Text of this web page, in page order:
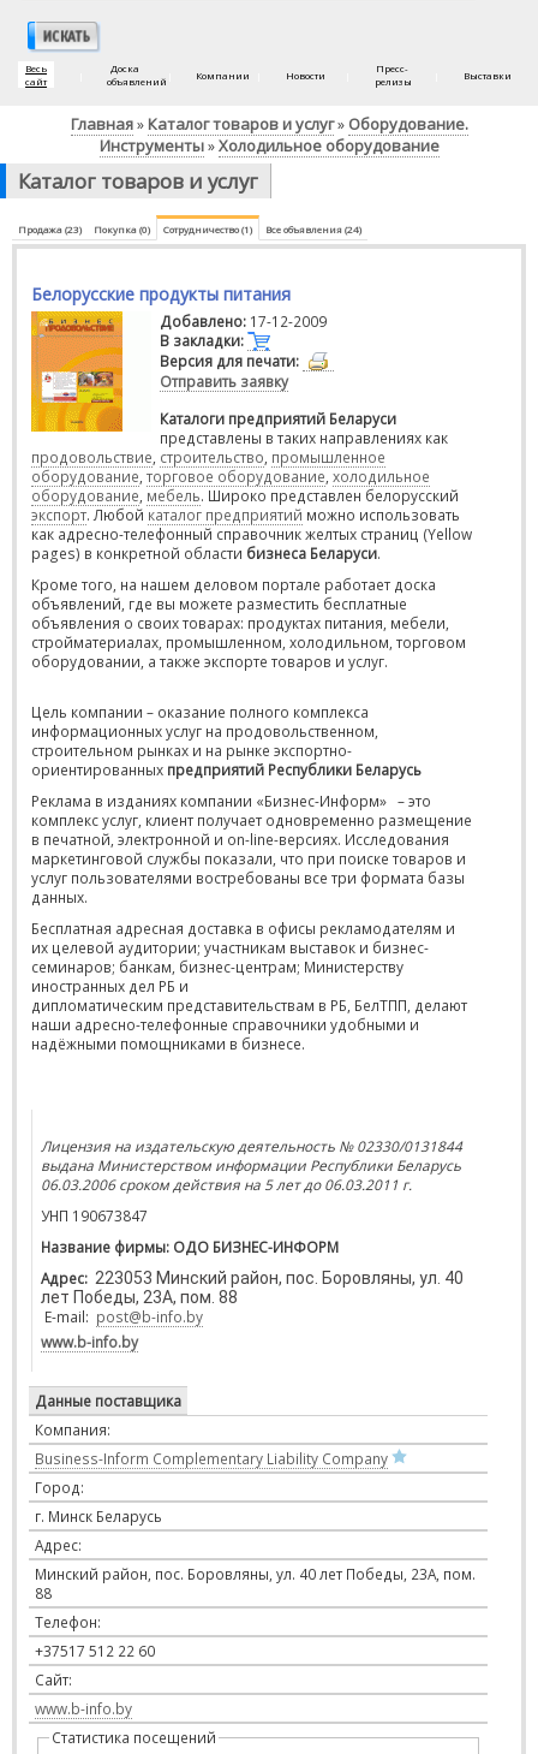
Весь
сайт
Доска
объявлений
Компании Новости
Пресс-
релизы
Выставки
Главная» Каталог товаров и услуг» Оборудование.
Инструменты»Холодильное оборудование
Каталог товаров и услуг
Продажа (23) Покупка (0) Сотрудничество (1) Все объявления (24)
Белорусские продукты питания
Добавлено: 17-12-2009
В закладки:
Версия для печати:
Отправить заявку
Каталоги предприятий Беларуси
представлены в таких направлениях как
продовольствие строительство промышленное
оборудование торговое оборудование холодильное
оборудование мебель. Широко представлен белорусский
экспорт. Любой каталог предприятий можно использовать
как адресно-телефонный справочник желтых страниц (Yellow
pages) в конкретной области бизнеса Беларуси.
Кроме того, на нашем деловом портале работает доска
объявлений, где вы можете разместить бесплатные
объявления о своих товарах: продуктах питания, мебели,
стройматериалах, промышленном, холодильном, торговом
оборудовании, а также экспорте товаров и услуг.
Цель компании – оказание полного комплекса
информационных услуг на продовольственном,
строительном рынках и на рынке экспортно-
ориентированных предприятий Республики Беларусь
Реклама в изданиях компании «Бизнес-Информ» – это
комплекс услуг, клиент получает одновременно размещение
в печатной, электронной и on-line-версиях. Исследования
маркетинговой службы показали, что при поиске товаров и
услуг пользователями востребованы все три формата базы
данных.
Бесплатная адресная доставка в офисы рекламодателям и
их целевой аудитории; участникам выставок и бизнес-
семинаров; банкам, бизнес-центрам; Министерству
иностранных дел РБ и
дипломатическим представительствам в РБ, БелТПП, делают
наши адресно-телефонные справочники удобными и
надёжными помощниками в бизнесе.
Лицензия на издательскую деятельность № 02330/0131844
выдана Министерством информации Республики Беларусь
06.03.2006 сроком действия на 5 лет до 06.03.2011 г.
УНП 190673847
Название фирмы: ОДО БИЗНЕС-ИНФОРМ
Адрес: 223053 Минский район, пос. Боровляны, ул. 40
лет Победы, 23А, пом. 88
E-mail: post@b-info.by
www.b-info.by
Данные поставщика
Компания:
Business-Inform Complementary Liability Company
Город:
г. Минск Беларусь
Адрес:
Минский район, пос. Боровляны, ул. 40 лет Победы, 23А, пом.
88
Телефон:
+37517 512 22 60
Сайт:
www.b-info.by
Статистика посещений